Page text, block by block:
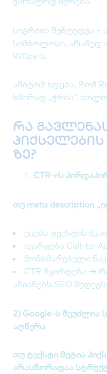
სიგრძის შეზღუდვა =
სიმბოლოსი, არამედ
920px-ს.
ამიტომ ხდება, რომ
ხშირად „ჭრის“,
რა
პიქსელების
ზე?
CTR-ის
თუ meta description
ეცემა ტექსტის
იკარგება Call-to-
მომხმარებელი
CTR მცირდება →
აზიანებს SEO შედეგს
2) Google-ს
აღწერა
თუ ტექსტი მეტია
არასწორადაა